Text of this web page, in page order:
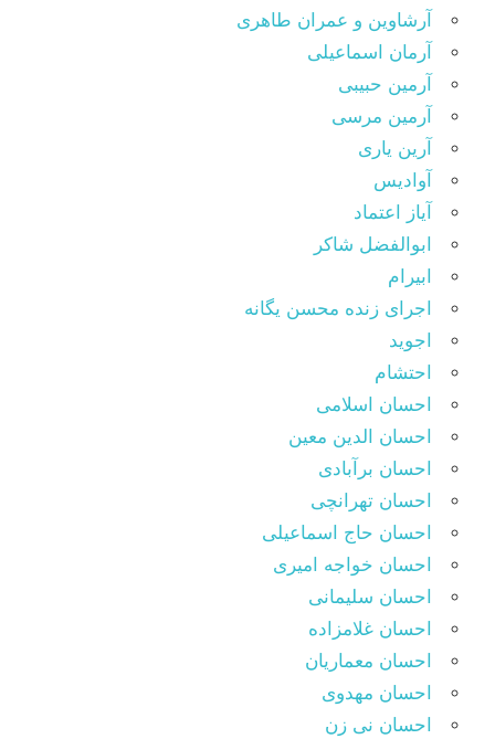
آرشاوین و عمران طاهری
آرمان اسماعیلی
آرمین حبیبی
آرمین مرسی
آرین یاری
آوادیس
آیاز اعتماد
ابوالفضل شاکر
ابیرام
اجرای زنده محسن یگانه
اجوید
احتشام
احسان اسلامی
احسان الدین معین
احسان برآبادی
احسان تهرانچی
احسان حاج اسماعیلی
احسان خواجه امیری
احسان سلیمانی
احسان غلامزاده
احسان معماریان
احسان مهدوی
احسان نی زن